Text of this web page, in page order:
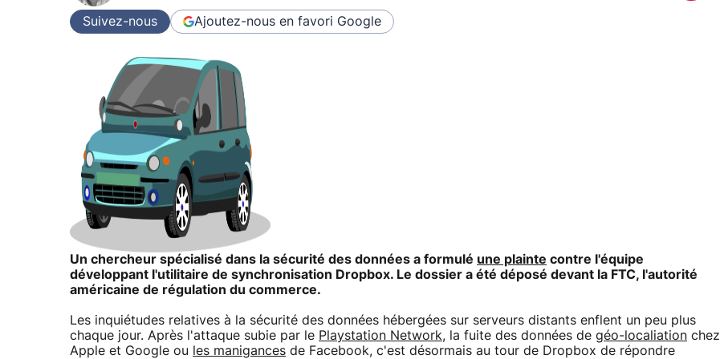
Suivez-nous Ajoutez-nous en favori Google
Un chercheur spécialisé dans la sécurité des données a formulé une plainte contre l'équipe
développant l'utilitaire de synchronisation Dropbox. Le dossier a été déposé devant la FTC, l'autorité
américaine de régulation du commerce.
Les inquiétudes relatives à la sécurité des données hébergées sur serveurs distants enflent un peu plus
chaque jour. Après l'attaque subie par le Playstation Network, la fuite des données de géo-localiation chez
Apple et Google ou
les manigances de Facebook, c'est désormais au tour de Dropbox de répondre